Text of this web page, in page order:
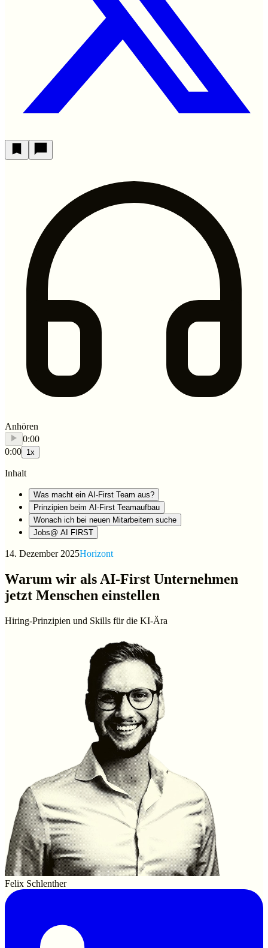
Anhören
0:00
0:00 1x
Inhalt
Was macht ein AI-First Team aus?
Prinzipien beim AI-First Teamaufbau
Wonach ich bei neuen Mitarbeitern suche
Jobs@ AI FIRST
14. Dezember 2025Horizont
Warum wir als AI-First Unternehmen
jetzt Menschen einstellen
Hiring-Prinzipien und Skills für die KI-Ära
Felix Schlenther